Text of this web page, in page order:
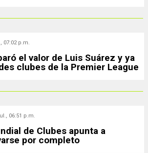
07:02 p.m.
el valor de Luis Suárez y ya
clubes de la Premier League
06:51 p.m.
de Clubes apunta a
por completo